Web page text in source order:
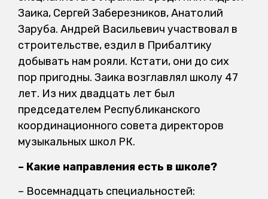
Заика, Сергей Заберезников, Анатолий
Заруба. Андрей Васильевич участвовал в
строительстве, ездил в Прибалтику
добывать нам рояли. Кстати, они до сих
пор пригодны. Заика возглавлял школу 47
лет. Из них двадцать лет был
председателем Республиканского
координационного совета директоров
музыкальных школ РК.
– Какие направления есть в школе?
– Восемнадцать специальностей: